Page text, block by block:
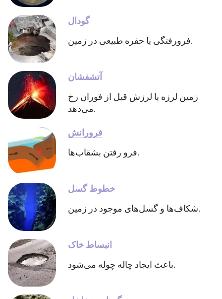
گودال
فرورفتگی یا حفره طبیعی در زمین.
آتشفشان
زمین لرزه یا لرزش قبل از فوران رخ
می‌دهد.
فرورانش
فرو رفتن بشقاب‌ها.
خطوط گسل
شکاف‌ها و گسل‌های موجود در زمین.
انبساط خاک
باعث ایجاد چاله چوله می‌شود.